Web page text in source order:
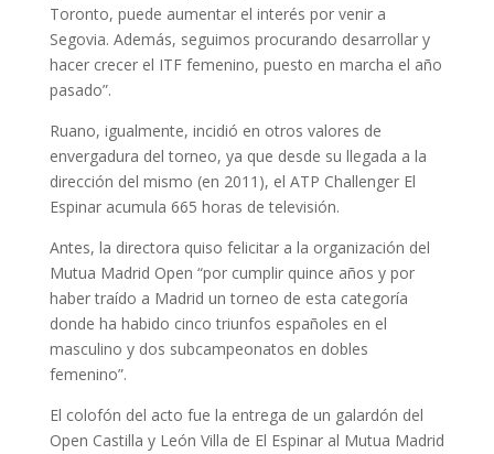
Toronto, puede aumentar el interés por venir a
Segovia. Además, seguimos procurando desarrollar y
hacer crecer el ITF femenino, puesto en marcha el año
pasado”.
Ruano, igualmente, incidió en otros valores de
envergadura del torneo, ya que desde su llegada a la
dirección del mismo (en 2011), el ATP Challenger El
Espinar acumula 665 horas de televisión.
Antes, la directora quiso felicitar a la organización del
Mutua Madrid Open “por cumplir quince años y por
haber traído a Madrid un torneo de esta categoría
donde ha habido cinco triunfos españoles en el
masculino y dos subcampeonatos en dobles
femenino”.
El colofón del acto fue la entrega de un galardón del
Open Castilla y León Villa de El Espinar al Mutua Madrid